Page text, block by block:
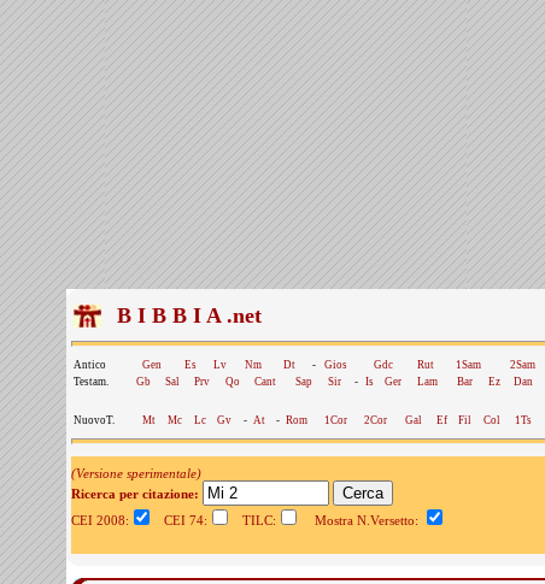
B I B B I A .net
Antico Gen Es Lv Nm Dt - Gios Gdc Rut 1Sam 2Sam
Testam.
Gb Sal Prv Qo Cant Sap Sir - Is Ger Lam Bar Ez Dan
NuovoT. Mt Mc Lc Gv - At - Rom 1Cor 2Cor Gal Ef Fil Col 1Ts
(Versione sperimentale)
Ricerca per citazione:
CEI 2008:
CEI 74: TILC: Mostra N.Versetto: